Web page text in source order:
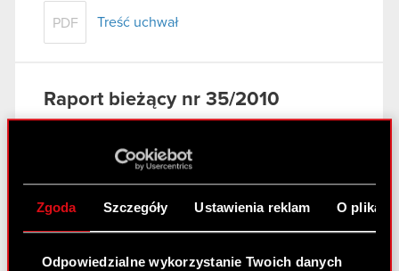
Zgoda Szczegóły Ustawienia reklam O
Odpowiedzialne wykorzystanie Twoich danych
PDF Treść uchwał
Raport bieżący nr 35/2010
29 czerwca 2010
Korekta raportu okresowego